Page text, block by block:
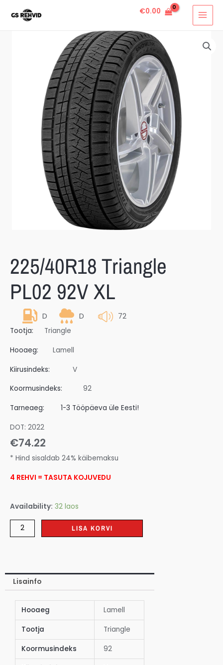
€0.00
225/40R18 Triangle
PL02 92V XL
D D 72
Tootja: Triangle
Hooaeg: Lamell
Kiirusindeks: V
Koormusindeks: 92
Tarneaeg: 1-3 Tööpäeva üle Eesti!
DOT: 2022
€74.22
* Hind sisaldab 24% käibemaksu
4 REHVI = TASUTA KOJUVEDU
Availability: 32 laos
LISA KORVI
Lisainfo
Hooaeg Lamell
Tootja Triangle
Koormusindeks 92